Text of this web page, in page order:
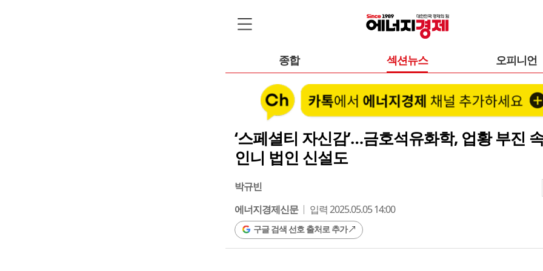
종합 섹션뉴스 오피니언
‘스페셜티 자신감’…금호석유화학, 업황 부진
인니 법인 신설도
박규빈
에너지경제신문
입력 2025.05.05 14:00
구글 검색 선호 출처로 추가